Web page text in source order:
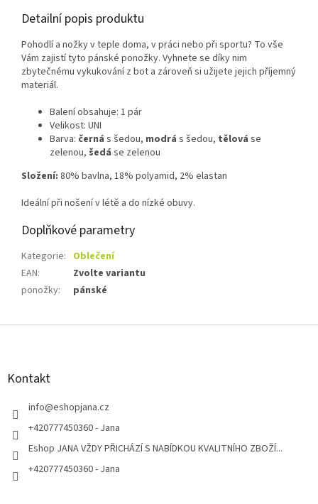
Detailní popis produktu
Pohodlí a nožky v teple doma, v práci nebo při sportu? To vše
Vám zajistí tyto pánské ponožky. Vyhnete se díky nim
zbytečnému vykukování z bot a zároveň si užijete jejich příjemný
materiál.
Balení obsahuje: 1 pár
Velikost: UNI
Barva: černá s šedou, modrá s šedou, tělová se
zelenou, šedá se zelenou
Složení: 80% bavlna, 18% polyamid, 2% elastan
Ideální při nošení v létě a do nízké obuvy.
Doplňkové parametry
Kategorie: Oblečení
EAN:
Zvolte variantu
ponožky: pánské
Z
Kontakt
info@eshopjana.cz
+420777450360 - Jana
Eshop JANA VŽDY PŘICHÁZÍ S NABÍDKOU KVALITNÍHO ZBOŽÍ...
+420777450360 - Jana